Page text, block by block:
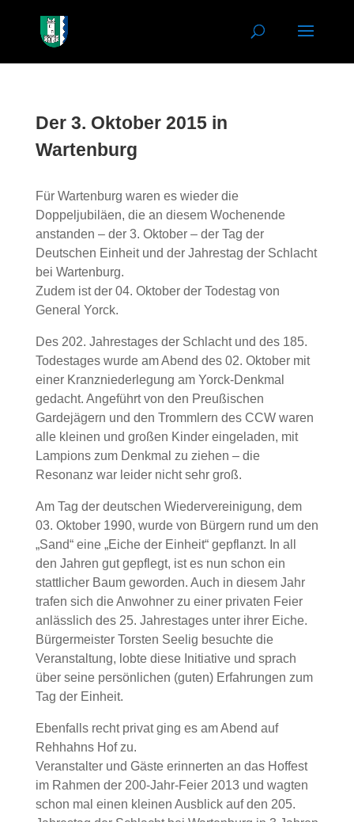
Der 3. Oktober 2015 in
Wartenburg
Für Wartenburg waren es wieder die
Doppeljubiläen, die an diesem Wochenende
anstanden – der 3. Oktober – der Tag der
Deutschen Einheit und der Jahrestag der Schlacht
bei Wartenburg.
Zudem ist der 04. Oktober der Todestag von
General Yorck.
Des 202. Jahrestages der Schlacht und des 185.
Todestages wurde am Abend des 02. Oktober mit
einer Kranzniederlegung am Yorck-Denkmal
gedacht. Angeführt von den Preußischen
Gardejägern und den Trommlern des CCW waren
alle kleinen und großen Kinder eingeladen, mit
Lampions zum Denkmal zu ziehen – die
Resonanz war leider nicht sehr groß.
Am Tag der deutschen Wiedervereinigung, dem
03. Oktober 1990, wurde von Bürgern rund um den
„Sand“ eine „Eiche der Einheit“ gepflanzt. In all
den Jahren gut gepflegt, ist es nun schon ein
stattlicher Baum geworden. Auch in diesem Jahr
trafen sich die Anwohner zu einer privaten Feier
anlässlich des 25. Jahrestages unter ihrer Eiche.
Bürgermeister Torsten Seelig besuchte die
Veranstaltung, lobte diese Initiative und sprach
über seine persönlichen (guten) Erfahrungen zum
Tag der Einheit.
Ebenfalls recht privat ging es am Abend auf
Rehhahns Hof zu.
Veranstalter und Gäste erinnerten an das Hoffest
im Rahmen der 200-Jahr-Feier 2013 und wagten
schon mal einen kleinen Ausblick auf den 205.